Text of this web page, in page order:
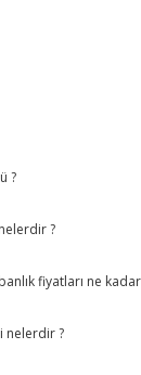
?
?
fiyatları ne
nelerdir ?